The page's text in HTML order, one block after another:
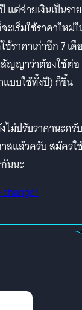
แต่จ่ายเงินเป็นราย
เริ่มใช้ราคาใหม่
ราคาเก่าอีก 7 เดื
สัญญาว่าต้องใช้ต่อ
แบบใช้ทั้งปี) ก็ขึ้น
ไม่ปรับราคานะครับ
สแล้วครับ สมัครใ
นนะ